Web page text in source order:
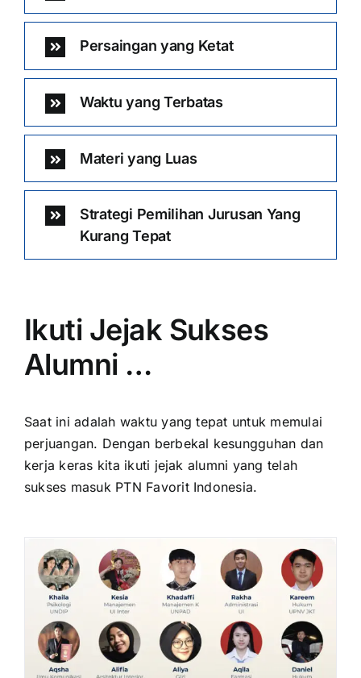
Persaingan yang Ketat
Waktu yang Terbatas
Materi yang Luas
Strategi Pemilihan Jurusan Yang
Kurang Tepat
Ikuti Jejak Sukses
Alumni …
Saat ini adalah waktu yang tepat untuk memulai
perjuangan. Dengan berbekal kesungguhan dan
kerja keras kita ikuti jejak alumni yang telah
sukses masuk PTN Favorit Indonesia.